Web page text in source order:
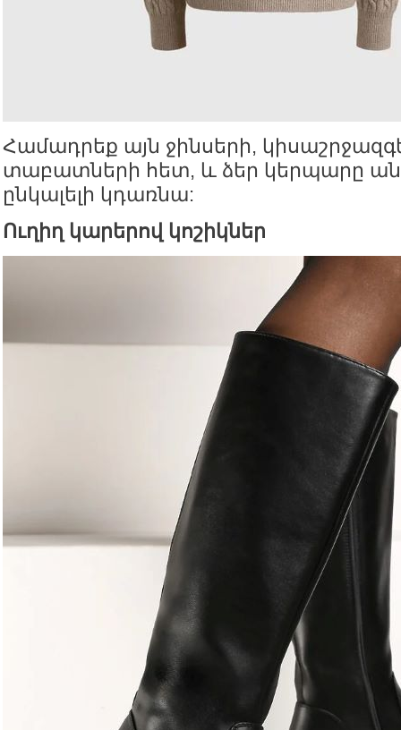
Համադրեք այն ջինսերի,
տաբատների հետ, և ձեր կերպարը
ընկալելի կդառնա:
Ուղիղ կարերով կոշիկներ